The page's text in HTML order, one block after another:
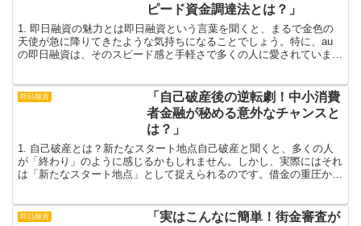
ピード資金調達法とは？」
1. 即日融資の魅力とは即日融資という言葉を聞くと、まるで金色の
天使が急に降りてきたような気持ちになることでしょう。特に、au
の即日融資は、そのスピード感と手軽さで多くの人に愛されていま
即日融資
「自己破産後の逆転劇！中小消費
者金融が秘める意外なチャンスと
は？」
1. 自己破産とは？新たなスタート地点自己破産と聞くと、多くの人
が「終わり」のように感じるかもしれません。しかし、実際にはそれ
は「新たなスタート地点」として捉えられるのです。借金の重圧から
即日融資
「実はこんなに簡単！街金審査が